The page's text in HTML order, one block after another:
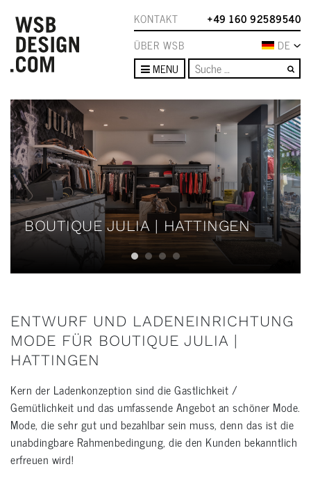
KONTAKT
+49 160 92589540
ÜBER WSB
DE
MENU
BOUTIQUE JULIA | HATTINGEN
ENTWURF UND LADENEINRICHTUNG
MODE FÜR BOUTIQUE JULIA |
HATTINGEN
Kern der Ladenkonzeption sind die Gastlichkeit /
Gemütlichkeit und das umfassende Angebot an schöner Mode.
Mode, die sehr gut und bezahlbar sein muss, denn das ist die
unabdingbare Rahmenbedingung, die den Kunden bekanntlich
erfreuen wird!